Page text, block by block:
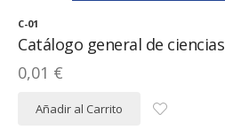
C-01
Catálogo general de ciencias
0,01 €
Añadir al Carrito